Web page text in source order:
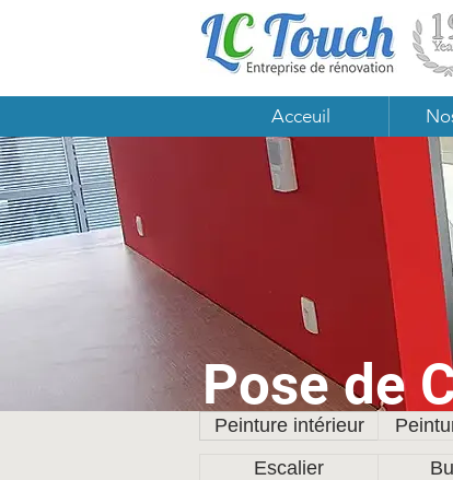
Acceuil
Pose de
Peinture intérieur
Escalier